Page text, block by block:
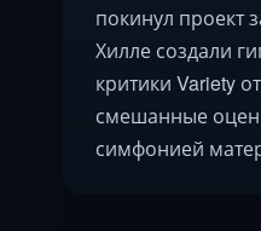
покинул проект
Хилле создали
критики Variety
смешанные
симфонией